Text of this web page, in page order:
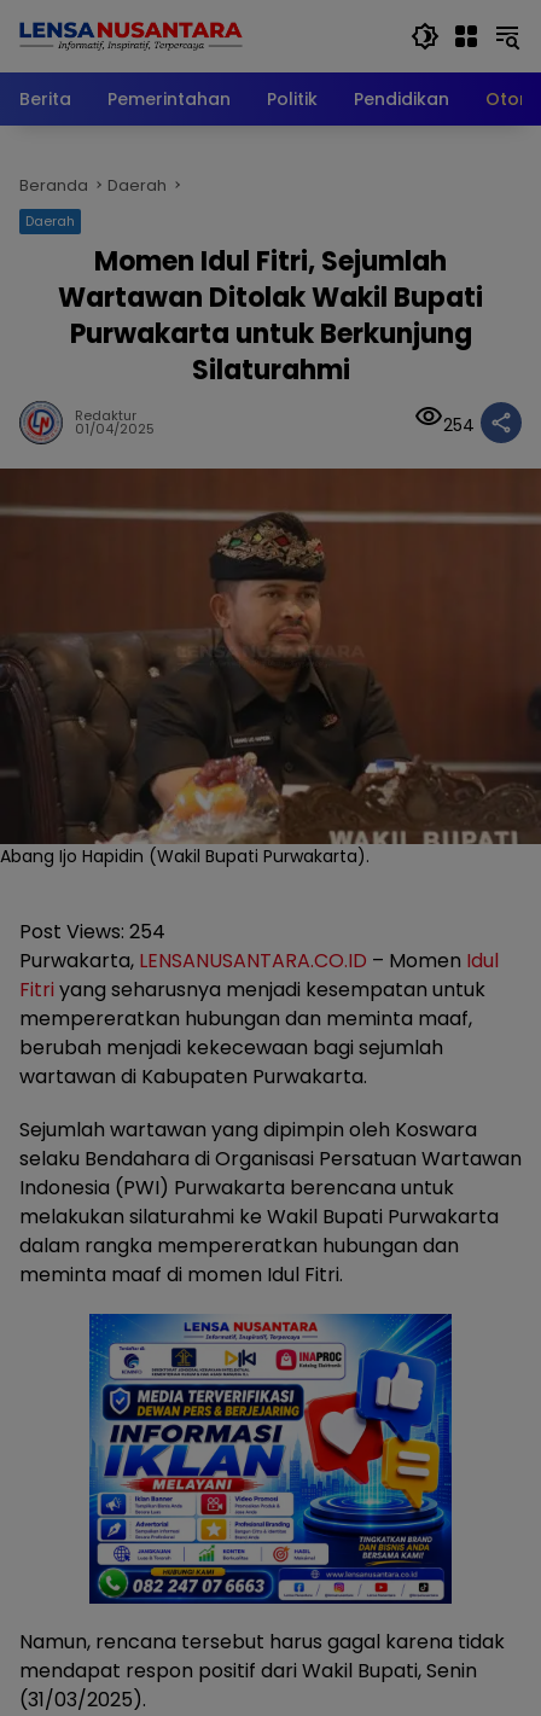
Berita
Pemerintahan Politik Pendidikan
Beranda Daerah
Daerah
Momen Idul Fitri, Sejumlah
Wartawan Ditolak Wakil Bupati
Purwakarta untuk Berkunjung
Silaturahmi
Redaktur
01/04/2025 254
Abang Ijo Hapidin (Wakil Bupati Purwakarta).
Post Views: 254
Purwakarta, LENSANUSANTARA.CO.ID – Momen Idul
Fitri yang seharusnya menjadi kesempatan untuk
mempereratkan hubungan dan meminta maaf,
berubah menjadi kekecewaan bagi sejumlah
wartawan di Kabupaten Purwakarta.
Sejumlah wartawan yang dipimpin oleh Koswara
selaku Bendahara di Organisasi Persatuan Wartawan
Indonesia (PWI) Purwakarta berencana untuk
melakukan silaturahmi ke Wakil Bupati Purwakarta
dalam rangka mempereratkan hubungan dan
meminta maaf di momen Idul Fitri.
Namun, rencana tersebut harus gagal karena tidak
mendapat respon positif dari Wakil Bupati, Senin
(31/03/2025).